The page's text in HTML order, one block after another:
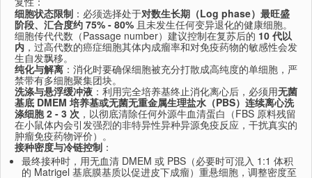
细胞状态限制 ：必须选择处于对数生长期（Log phase）最旺盛
阶段、汇合度约 75% - 80% 且未发生任何变异退化的健康细胞。
细胞传代代数（Passage number）建议控制在复苏后的 10 代以
内 ，过高代数的癌症细胞其体内成瘤率和对免疫药物的敏感性会发
生自发飘移。
纯化与解离 ：消化时要确保细胞被充分打散成高纯度的单细胞，严
禁带有多细胞聚集团块。
洗涤与悬浮缓冲液 ：利用完全培养基终止消化离心后，必须用无菌
基底 DMEM 培养基或无菌无重金属生理盐水（PBS）连续离心洗
涤细胞 2 - 3 次 ，以彻底清除任何外源牛血清蛋白（FBS 原料残留
在小鼠体内会引发强烈的非特异性异种异源免疫反应，干扰真实的
肿瘤免疫药物评价）。
接种密度与冷链控制 ：
最终接种时，用无血清 DMEM 或 PBS（必要时可混入 1:1 体积
的 Matrigel 基底膜基质以促进皮下成瘤）重悬细胞，调整密度至